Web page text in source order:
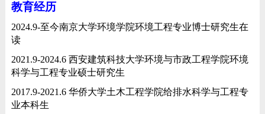
教育经历
2024.9-至今南京大学环境学院环境工程专业博士研究生在
读
2021.9-2024.6 西安建筑科技大学环境与市政工程学院环境
科学与工程专业硕士研究生
2017.9-2021.6 华侨大学土木工程学院给排水科学与工程专
业本科生